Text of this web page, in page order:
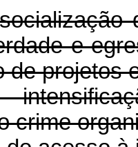
e
de projetos
e
crime